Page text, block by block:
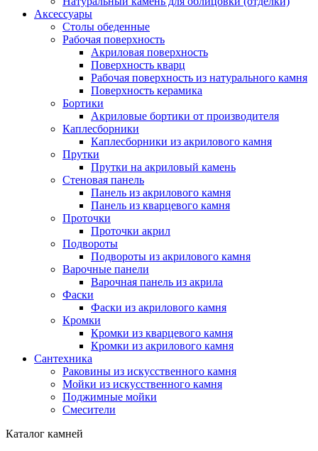
Аксессуары
Столы обеденные
Рабочая поверхность
Акриловая поверхность
Поверхность кварц
Рабочая поверхность из натурального камня
Поверхность керамика
Бортики
Акриловые бортики от производителя
Каплесборники
Каплесборники из акрилового камня
Прутки
Прутки на акриловый камень
Стеновая панель
Панель из акрилового камня
Панель из кварцевого камня
Проточки
Проточки акрил
Подвороты
Подвороты из акрилового камня
Варочные панели
Варочная панель из акрила
Фаски
Фаски из акрилового камня
Кромки
Кромки из кварцевого камня
Кромки из акрилового камня
Сантехника
Раковины из искусственного камня
Мойки из искусственного камня
Поджимные мойки
Смесители
Каталог камней